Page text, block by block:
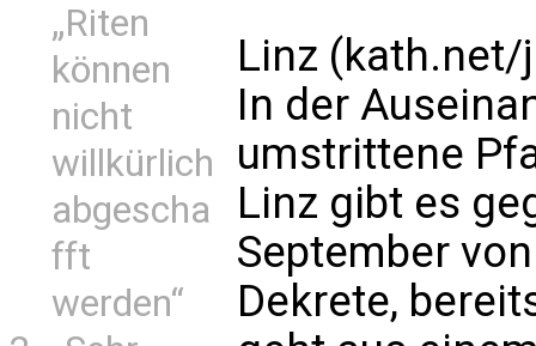
„Riten
können
nicht
willkürlich
abgescha
fft
werden“
Linz (kath.net/
In der
umstrittene
Linz gibt es
September
Dekrete,